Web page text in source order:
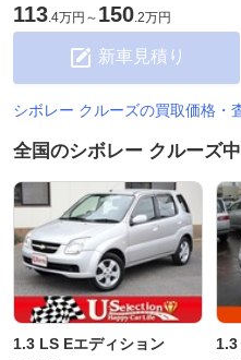
113.4万円 ～ 150.2万円
新車見積り
シボレー クルーズの買取価格・
全国のシボレー クルーズ
1.3 LS Eエディション 1.3